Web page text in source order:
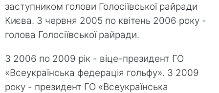
заступником голови Голосіївської райради
Києва. З червня 2005 по квітень 2006 року -
голова Голосіївської райради.
З 2006 по 2009 рік - віце-президент ГО
«Всеукраїнська федерація гольфу». З 2009
року - президент ГО «Всеукраїнська